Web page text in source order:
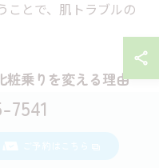
ことで、肌トラブルの
粧乗りを変える理由
と、老廃物の排出や血
も活発になります。
とで、肌表面のうるお
7541